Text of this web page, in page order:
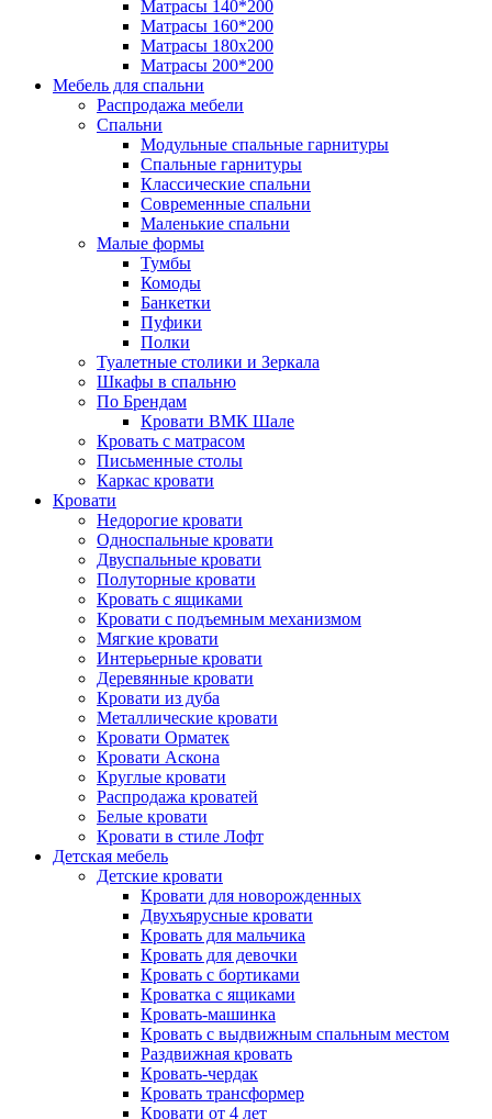
Матрасы 140*200
Матрасы 160*200
Матрасы 180x200
Матрасы 200*200
Мебель для спальни
Распродажа мебели
Спальни
Модульные спальные гарнитуры
Спальные гарнитуры
Классические спальни
Современные спальни
Маленькие спальни
Малые формы
Тумбы
Комоды
Банкетки
Пуфики
Полки
Туалетные столики и Зеркала
Шкафы в спальню
По Брендам
Кровати ВМК Шале
Кровать с матрасом
Письменные столы
Каркас кровати
Кровати
Недорогие кровати
Односпальные кровати
Двуспальные кровати
Полуторные кровати
Кровать с ящиками
Кровати с подъемным механизмом
Мягкие кровати
Интерьерные кровати
Деревянные кровати
Кровати из дуба
Металлические кровати
Кровати Орматек
Кровати Аскона
Круглые кровати
Распродажа кроватей
Белые кровати
Кровати в стиле Лофт
Детская мебель
Детские кровати
Кровати для новорожденных
Двухъярусные кровати
Кровать для мальчика
Кровать для девочки
Кровать с бортиками
Кроватка с ящиками
Кровать-машинка
Кровать с выдвижным спальным местом
Раздвижная кровать
Кровать-чердак
Кровать трансформер
Кровати от 4 лет